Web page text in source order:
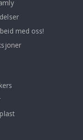
med oss!